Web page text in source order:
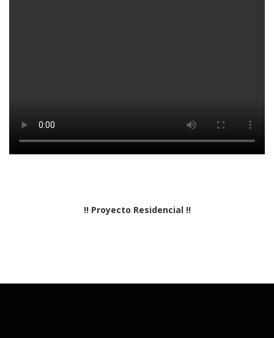
!! Proyecto Residencial !!